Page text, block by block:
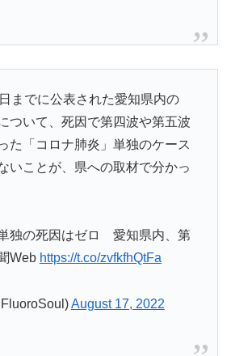
までに公表された愛知県内の
ついて、死因で第四波や第五波
た「コロナ肺炎」単独のケース
いことが、県への取材で分かっ
単独の死因はゼロ 愛知県内、第
Web https://t.co/zvfkfhQtFa
August 17, 2022